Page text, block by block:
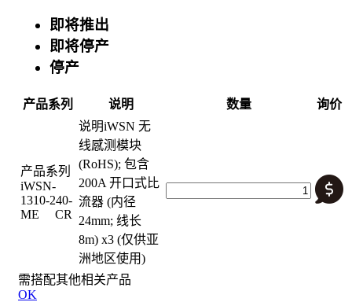
即将推出
即将停产
停产
产品系列 说明 数量 询价
产品系列
iWSN-
1310-240-
ME CR
说明iWSN 无
线感测模块
(RoHS); 包含
200A 开口式比
流器 (内径
24mm; 线长
8m) x3 (仅供亚
洲地区使用)
需搭配其他相关产品
OK